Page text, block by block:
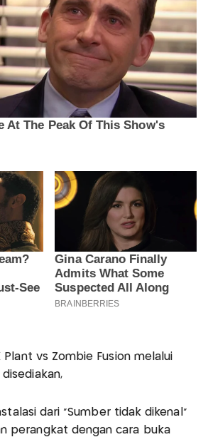
Plant vs Zombie Fusion melalui
dari “Sumber tidak dikenal”
perangkat dengan cara buka